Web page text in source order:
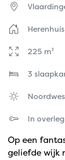
Herenhuis
225 m²
3
In overleg
Op een
geliefde wijk